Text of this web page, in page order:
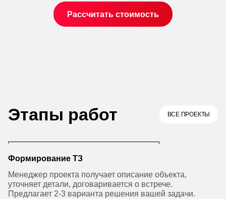
Рассчитать стоимость
Этапы работ ВСЕ ПРОЕКТЫ
Формирование ТЗ
Менеджер проекта получает описание объекта,
уточняет детали, договаривается о встрече.
Предлагает 2-3 варианта решения вашей задачи.